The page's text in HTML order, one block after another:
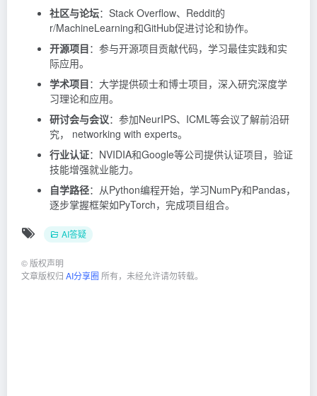
社区与论坛：Stack Overflow、Reddit的
r/MachineLearning和GitHub促进讨论和协作。
开源项目：参与开源项目贡献代码，学习最佳实践和实
际应用。
学术项目：大学提供硕士和博士项目，深入研究深度学
习理论和应用。
研讨会与会议：参加NeurIPS、ICML等会议了解前沿研
究， networking with experts。
行业认证：NVIDIA和Google等公司提供认证项目，验证
技能增强就业能力。
自学路径：从Python编程开始，学习NumPy和Pandas，
逐步掌握框架如PyTorch，完成项目组合。
AI答疑
© 版权声明
文章版权归 AI分享圈 所有，未经允许请勿转载。